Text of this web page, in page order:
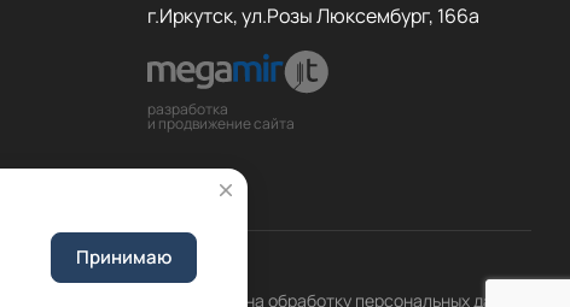
г.Иркутск, ул.Розы Люксембург, 166а
разработка
и продвижение сайта
Соглашение на обработку персональных данных
Принимаю